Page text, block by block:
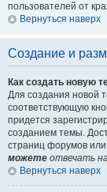
пользователей от
Вернуться наверх
Создание и
Как создать новую
Для создания новой
соответствующую
придется
созданием темы.
страниц форумов или
можете отвечать
Вернуться наверх